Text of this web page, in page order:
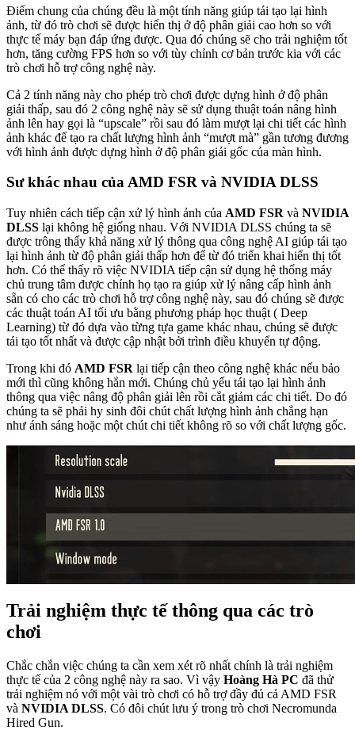
Điểm chung của chúng đều là một tính năng giúp tái tạo lại hình
ảnh, từ đó trò chơi sẽ được hiển thị ở độ phân giải cao hơn so với
thực tế máy bạn đáp ứng được. Qua đó chúng sẽ cho trải nghiệm tốt
hơn, tăng cường FPS hơn so với tùy chỉnh cơ bản trước kia với các
trò chơi hỗ trợ công nghệ này.
Cả 2 tính năng này cho phép trò chơi được dựng hình ở độ phân
giải thấp, sau đó 2 công nghệ này sẽ sử dụng thuật toán nâng hình
ảnh lên hay gọi là “upscale” rồi sau đó làm mượt lại chi tiết các hình
ảnh khác để tạo ra chất lượng hình ảnh “mượt mà” gần tương đương
với hình ảnh được dựng hình ở độ phân giải gốc của màn hình.
Sư khác nhau của AMD FSR và NVIDIA DLSS
Tuy nhiên cách tiếp cận xử lý hình ảnh của AMD FSR và NVIDIA
DLSS lại không hệ giống nhau. Với NVIDIA DLSS chúng ta sẽ
được trông thấy khả năng xử lý thông qua công nghệ AI giúp tái tạo
lại hình ảnh từ độ phân giải thấp hơn để từ đó triển khai hiển thị tốt
hơn. Có thể thấy rõ việc NVIDIA tiếp cận sử dụng hệ thống máy
chủ trung tâm được chính họ tạo ra giúp xử lý nâng cấp hình ảnh
sẵn có cho các trò chơi hỗ trợ công nghệ này, sau đó chúng sẽ được
các thuật toán AI tối ưu bằng phương pháp học thuật ( Deep
Learning) từ đó dựa vào từng tựa game khác nhau, chúng sẽ được
tái tạo tốt nhất và được cập nhật bởi trình điều khuyển tự động.
Trong khi đó AMD FSR lại tiếp cận theo công nghệ khác nếu bảo
mới thì cũng không hẳn mới. Chúng chủ yếu tái tạo lại hình ảnh
thông qua việc nâng độ phân giải lên rồi cắt giảm các chi tiết. Do đó
chúng ta sẽ phải hy sinh đôi chút chất lượng hình ảnh chẳng hạn
như ánh sáng hoặc một chút chi tiết không rõ so với chất lượng gốc.
Trải nghiệm thực tế thông qua các trò
chơi
Chắc chắn việc chúng ta cần xem xét rõ nhất chính là trải nghiệm
thực tế của 2 công nghệ này ra sao. Vì vậy Hoàng Hà PC đã thử
trải nghiệm nó với một vài trò chơi có hỗ trợ đầy đủ cả AMD FSR
và NVIDIA DLSS. Có đôi chút lưu ý trong trò chơi Necromunda
Hired Gun.